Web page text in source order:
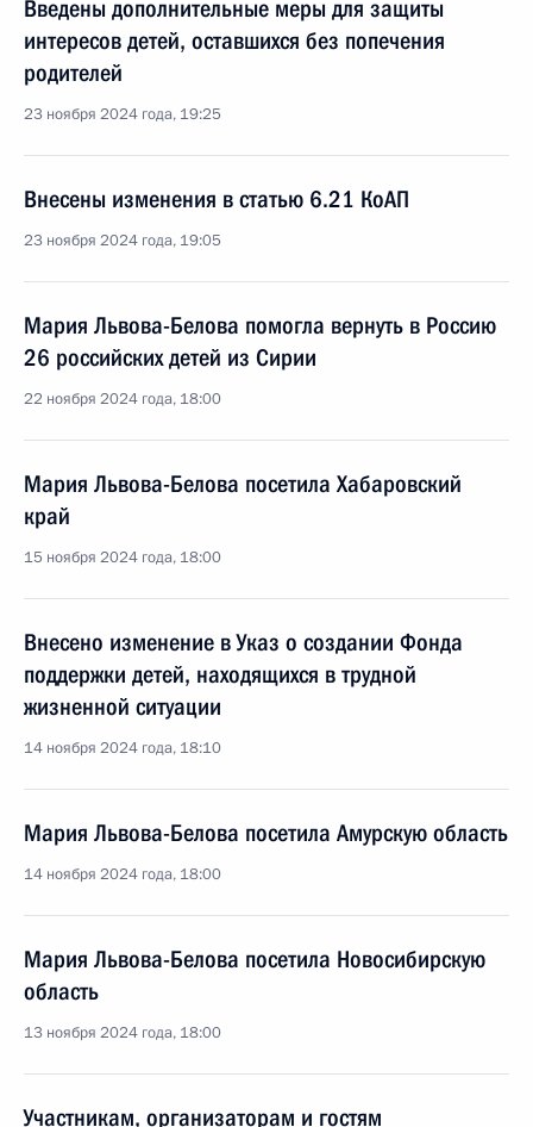
Введены дополнительные меры для защиты
интересов детей, оставшихся без попечения
родителей
23 ноября 2024 года, 19:25
Внесены изменения в статью 6.21 КоАП
23 ноября 2024 года, 19:05
Мария Львова-Белова помогла вернуть в Россию
26 российских детей из Сирии
22 ноября 2024 года, 18:00
Мария Львова-Белова посетила Хабаровский
край
15 ноября 2024 года, 18:00
Внесено изменение в Указ о создании Фонда
поддержки детей, находящихся в трудной
жизненной ситуации
14 ноября 2024 года, 18:10
Мария Львова-Белова посетила Амурскую область
14 ноября 2024 года, 18:00
Мария Львова-Белова посетила Новосибирскую
область
13 ноября 2024 года, 18:00
Участникам, организаторам и гостям